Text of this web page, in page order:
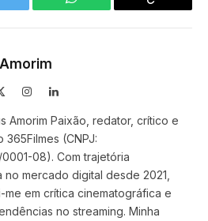
WhatsApp
Copy
InstagramLinkedIn
Amorim Paixão, redator, crítico e
(CNPJ:
08). Com trajetória
no mercado digital desde 2021,
em crítica cinematográfica e
no streaming. Minha